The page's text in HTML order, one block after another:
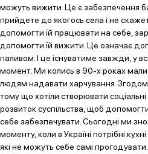
можуть вижити. Це є забезпечення
прийдете до якогось села і не
допомогти їй працювати на себе,
допомогти їй вижити. Це означає
паливом. І це існуватиме завжди, у
момент. Ми колись в 90-х роках
людям надавати харчування.
тому що хотіли створювати
розвиток суспільства, щоб
себе забезпечувати. Сьогодні ми
моменту, коли в Україні потрібні
які не можуть себе самі